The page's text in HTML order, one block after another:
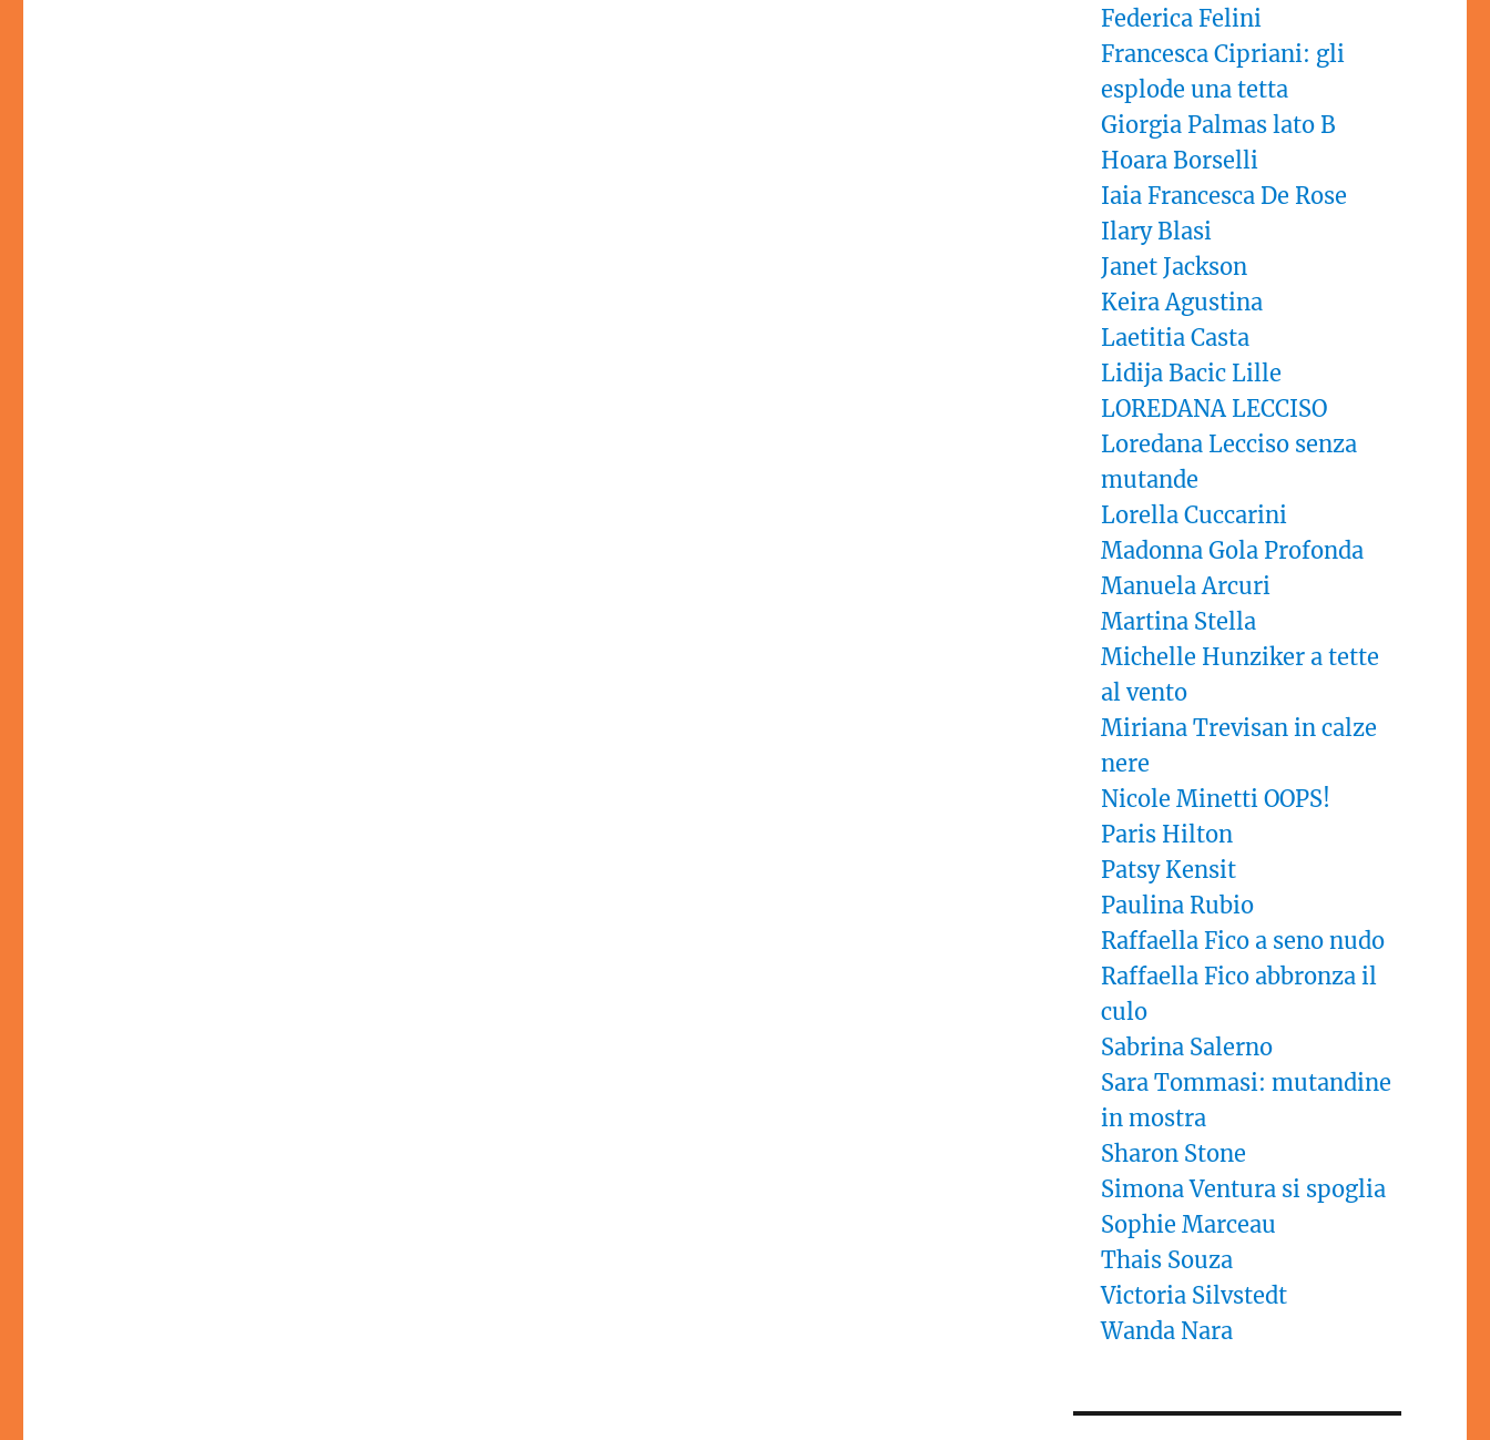
Federica Felini
Francesca Cipriani: gli
esplode una tetta
Giorgia Palmas lato B
Hoara Borselli
Iaia Francesca De Rose
Ilary Blasi
Janet Jackson
Keira Agustina
Laetitia Casta
Lidija Bacic Lille
LOREDANA LECCISO
Loredana Lecciso senza
mutande
Lorella Cuccarini
Madonna Gola Profonda
Manuela Arcuri
Martina Stella
Michelle Hunziker a tette
al vento
Miriana Trevisan in calze
nere
Nicole Minetti OOPS!
Paris Hilton
Patsy Kensit
Paulina Rubio
Raffaella Fico a seno nudo
Raffaella Fico abbronza il
culo
Sabrina Salerno
Sara Tommasi: mutandine
in mostra
Sharon Stone
Simona Ventura si spoglia
Sophie Marceau
Thais Souza
Victoria Silvstedt
Wanda Nara